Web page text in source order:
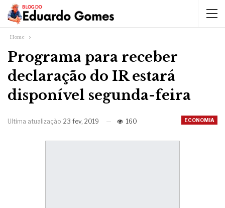
Home
Programa para receber
declaração do IR estará
disponível segunda-feira
ECONOMIA
Ultima atualização 23 fev, 2019 160